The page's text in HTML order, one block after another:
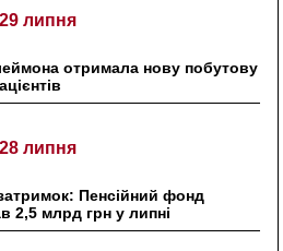
29 липня
отримала нову побутову
28 липня
Пенсійний фонд
2,5 млрд грн у липні